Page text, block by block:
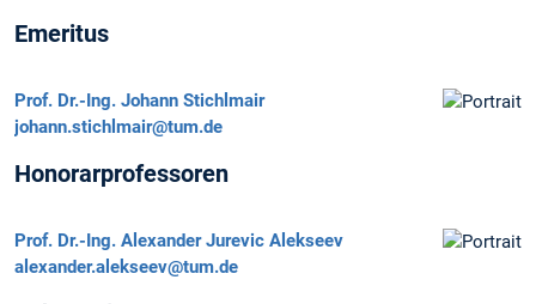
Emeritus
Prof. Dr.-Ing. Johann Stichlmair
johann.stichlmair@tum.de
Honorarprofessoren
Prof. Dr.-Ing. Alexander Jurevic Alekseev
alexander.alekseev@tum.de